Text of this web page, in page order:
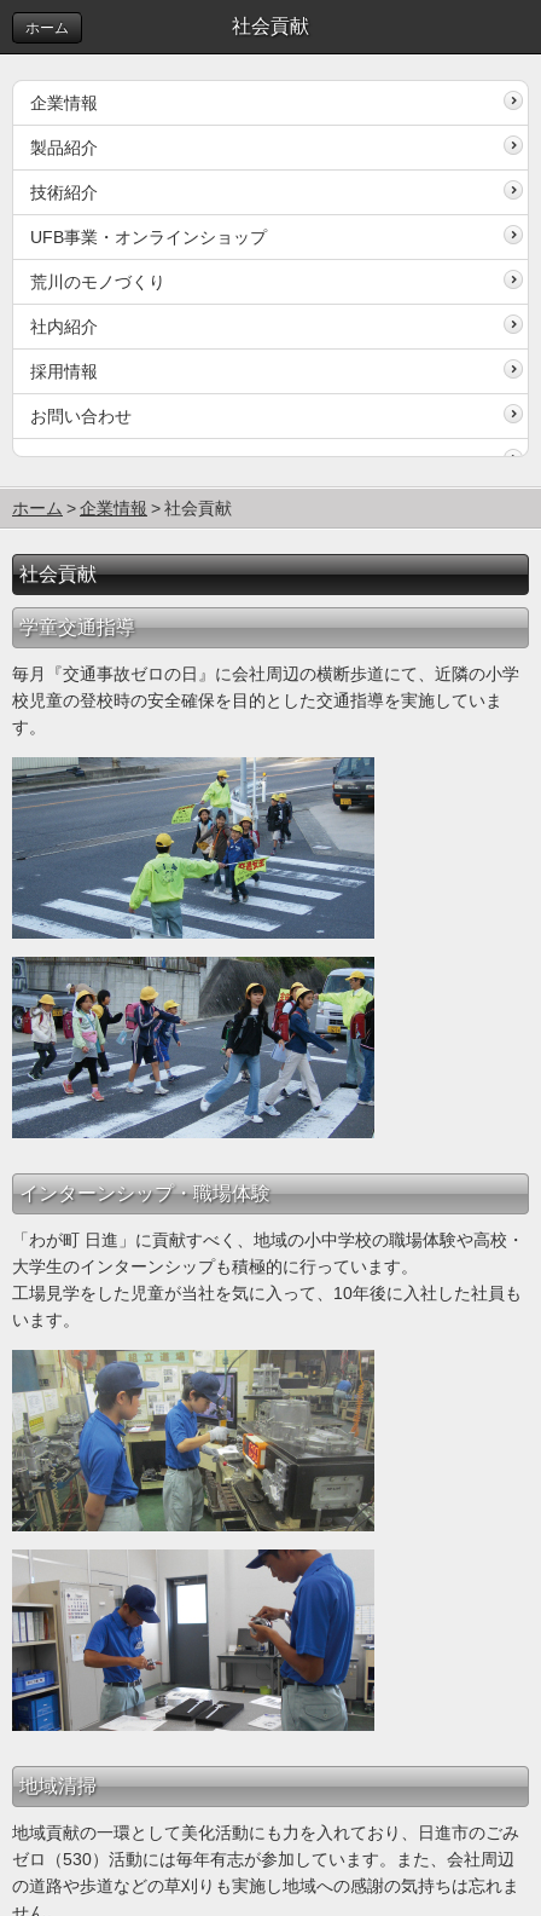
社会貢献
ホーム
企業情報
製品紹介
技術紹介
UFB事業・オンラインショップ
荒川のモノづくり
社内紹介
採用情報
お問い合わせ
ホーム 企業情報 社会貢献
社会貢献
学童交通指導
毎月『交通事故ゼロの日』に会社周辺の横断歩道にて、近隣の小学
校児童の登校時の安全確保を目的とした交通指導を実施していま
す。
インターンシップ・職場体験
「わが町 日進」に貢献すべく、地域の小中学校の職場体験や高校・
大学生のインターンシップも積極的に行っています。
工場見学をした児童が当社を気に入って、10年後に入社した社員も
います。
地域清掃
地域貢献の一環として美化活動にも力を入れており、日進市のごみ
ゼロ（530）活動には毎年有志が参加しています。また、会社周辺
の道路や歩道などの草刈りも実施し地域への感謝の気持ちは忘れま